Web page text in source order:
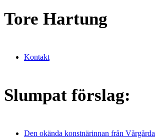
Tore Hartung
Kontakt
Slumpat förslag:
Den okända konstnärinnan från Vårgårda